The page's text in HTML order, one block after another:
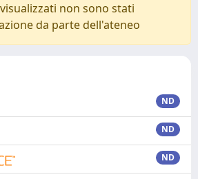
non sono stati
da parte dell'ateneo
ND
ND
ND